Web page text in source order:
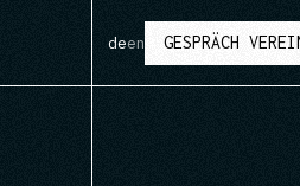
deen GESPRÄCH